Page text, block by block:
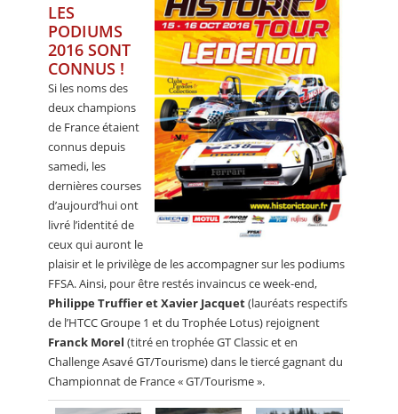
LES
PODIUMS
2016 SONT
CONNUS !
Si les noms des
deux champions
de France étaient
connus depuis
samedi, les
dernières courses
d’aujourd’hui ont
livré l’identité de
ceux qui auront le
plaisir et le privilège de les accompagner sur les podiums
FFSA. Ainsi, pour être restés invaincus ce week-end,
Philippe Truffier et Xavier Jacquet(lauréats respectifs
de l’HTCC Groupe 1 et du Trophée Lotus) rejoignent
Franck Morel (titré en trophée GT Classic et en
Challenge Asavé GT/Tourisme) dans le tiercé gagnant du
Championnat de France « GT/Tourisme ».